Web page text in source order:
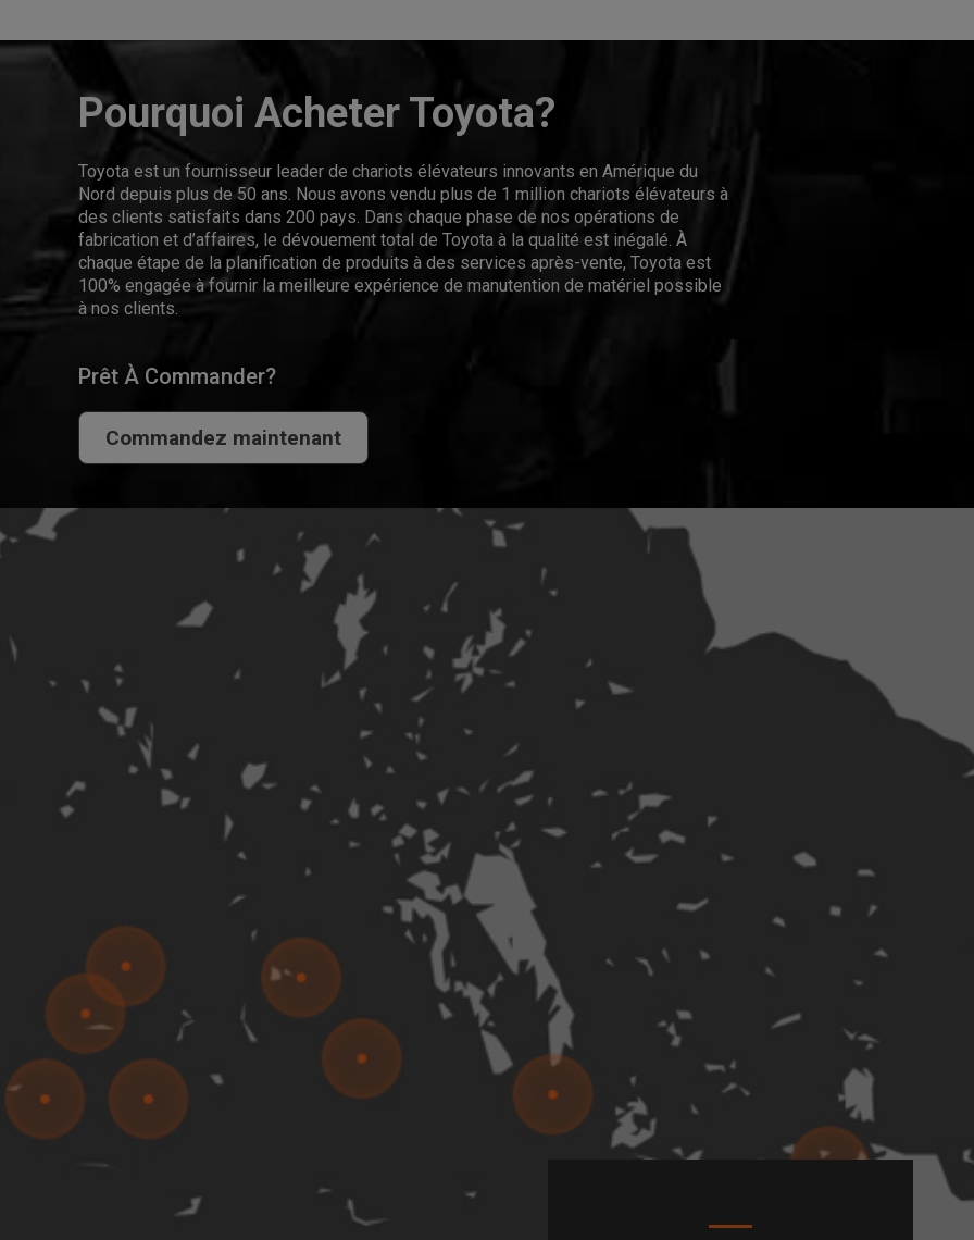
Pourquoi Acheter Toyota?
Toyota est un fournisseur leader de chariots élévateurs innovants en Amérique du
Nord depuis plus de 50 ans. Nous avons vendu plus de 1 million chariots élévateurs à
des clients satisfaits dans 200 pays. Dans chaque phase de nos opérations de
fabrication et d’affaires, le dévouement total de Toyota à la qualité est inégalé. À
chaque étape de la planification de produits à des services après-vente, Toyota est
100% engagée à fournir la meilleure expérience de manutention de matériel possible
à nos clients.
Prêt À Commander?
Commandez maintenant